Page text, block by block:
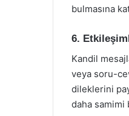
bulmasına
6.
Kandil
veya soru-
dileklerini
daha samimi